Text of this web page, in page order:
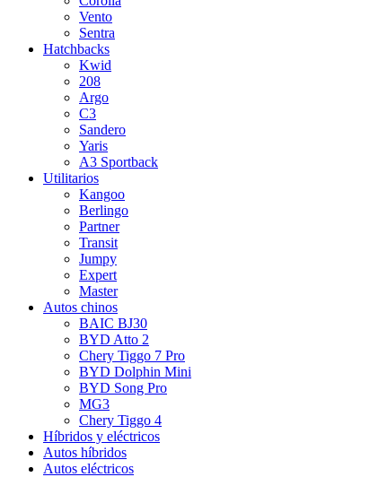
Vento
Sentra
Hatchbacks
Kwid
208
Argo
C3
Sandero
Yaris
A3 Sportback
Utilitarios
Kangoo
Berlingo
Partner
Transit
Jumpy
Expert
Master
Autos chinos
BAIC BJ30
BYD Atto 2
Chery Tiggo 7 Pro
BYD Dolphin Mini
BYD Song Pro
MG3
Chery Tiggo 4
Híbridos y eléctricos
Autos híbridos
Autos eléctricos